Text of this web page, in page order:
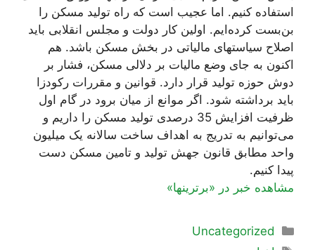
استفاده کنیم. اما عجیب است که راه تولید مسکن را
بن‌بست کرده‌ایم. اولین کار دولت و مجلس انقلابی باید
اصلاح سیاستهای مالیاتی در بخش مسکن باشد. هم
اکنون به جای وضع مالیات بر دلالی مسکن، فشار بر
دوش حوزه تولید قرار دارد. قوانین و مقررات رکودزا
باید برداشته شود. اگر موانع از میان برود در گام اول
ظرفیت افزایش 35 درصدی تولید مسکن را داریم و
می‌توانیم به تدریج به اهداف ساخت سالانه یک میلیون
واحد مطابق قانون جهش تولید و تامین مسکن دست
پیدا کنیم.
مشاهده خبر در «برترینها»
دسته‌ها
Uncategorized